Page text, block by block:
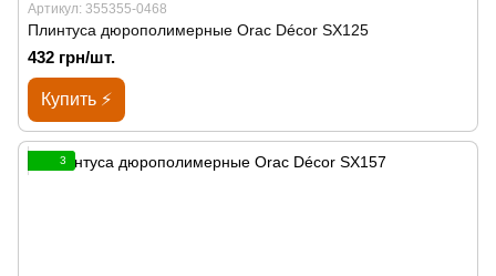
Артикул: 355355-0468
Плинтуса дюрополимерные Orac Décor SX125
432 грн/шт.
Купить ⚡
3